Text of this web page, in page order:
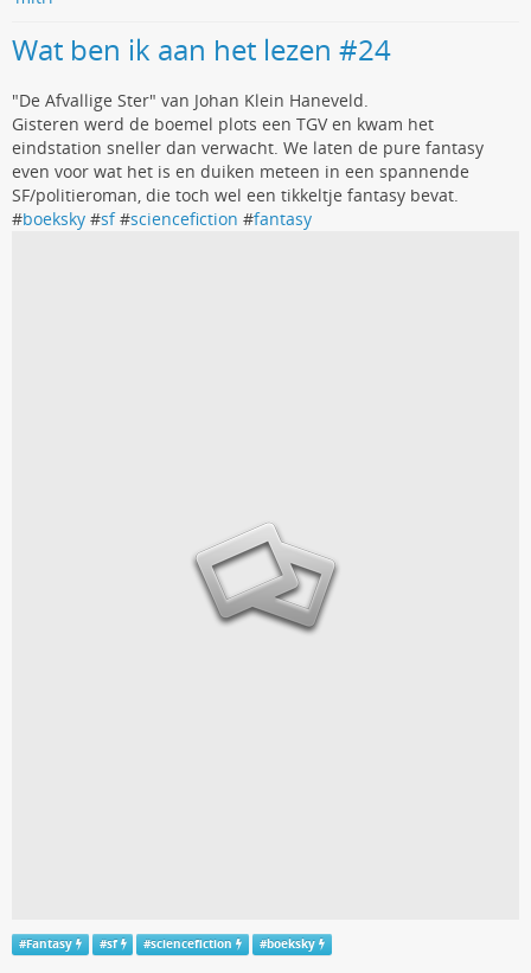
Wat ben ik aan het lezen #24
"De Afvallige Ster" van Johan Klein Haneveld.
Gisteren werd de boemel plots een TGV en kwam het
eindstation sneller dan verwacht. We laten de pure fantasy
even voor wat het is en duiken meteen in een spannende
SF/politieroman, die toch wel een tikkeltje fantasy bevat.
#boeksky #sf#sciencefiction #fantasy
#Fantasy #sf #sciencefiction #boeksky